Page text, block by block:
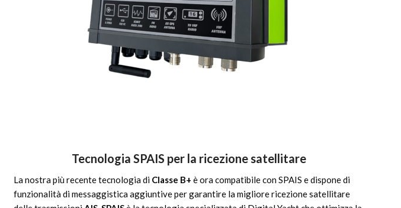
Tecnologia SPAIS per la ricezione satellitare
La nostra più recente tecnologia di Classe B+ è ora compatibile con SPAIS e dispone di
funzionalità di messaggistica aggiuntive per garantire la migliore ricezione satellitare